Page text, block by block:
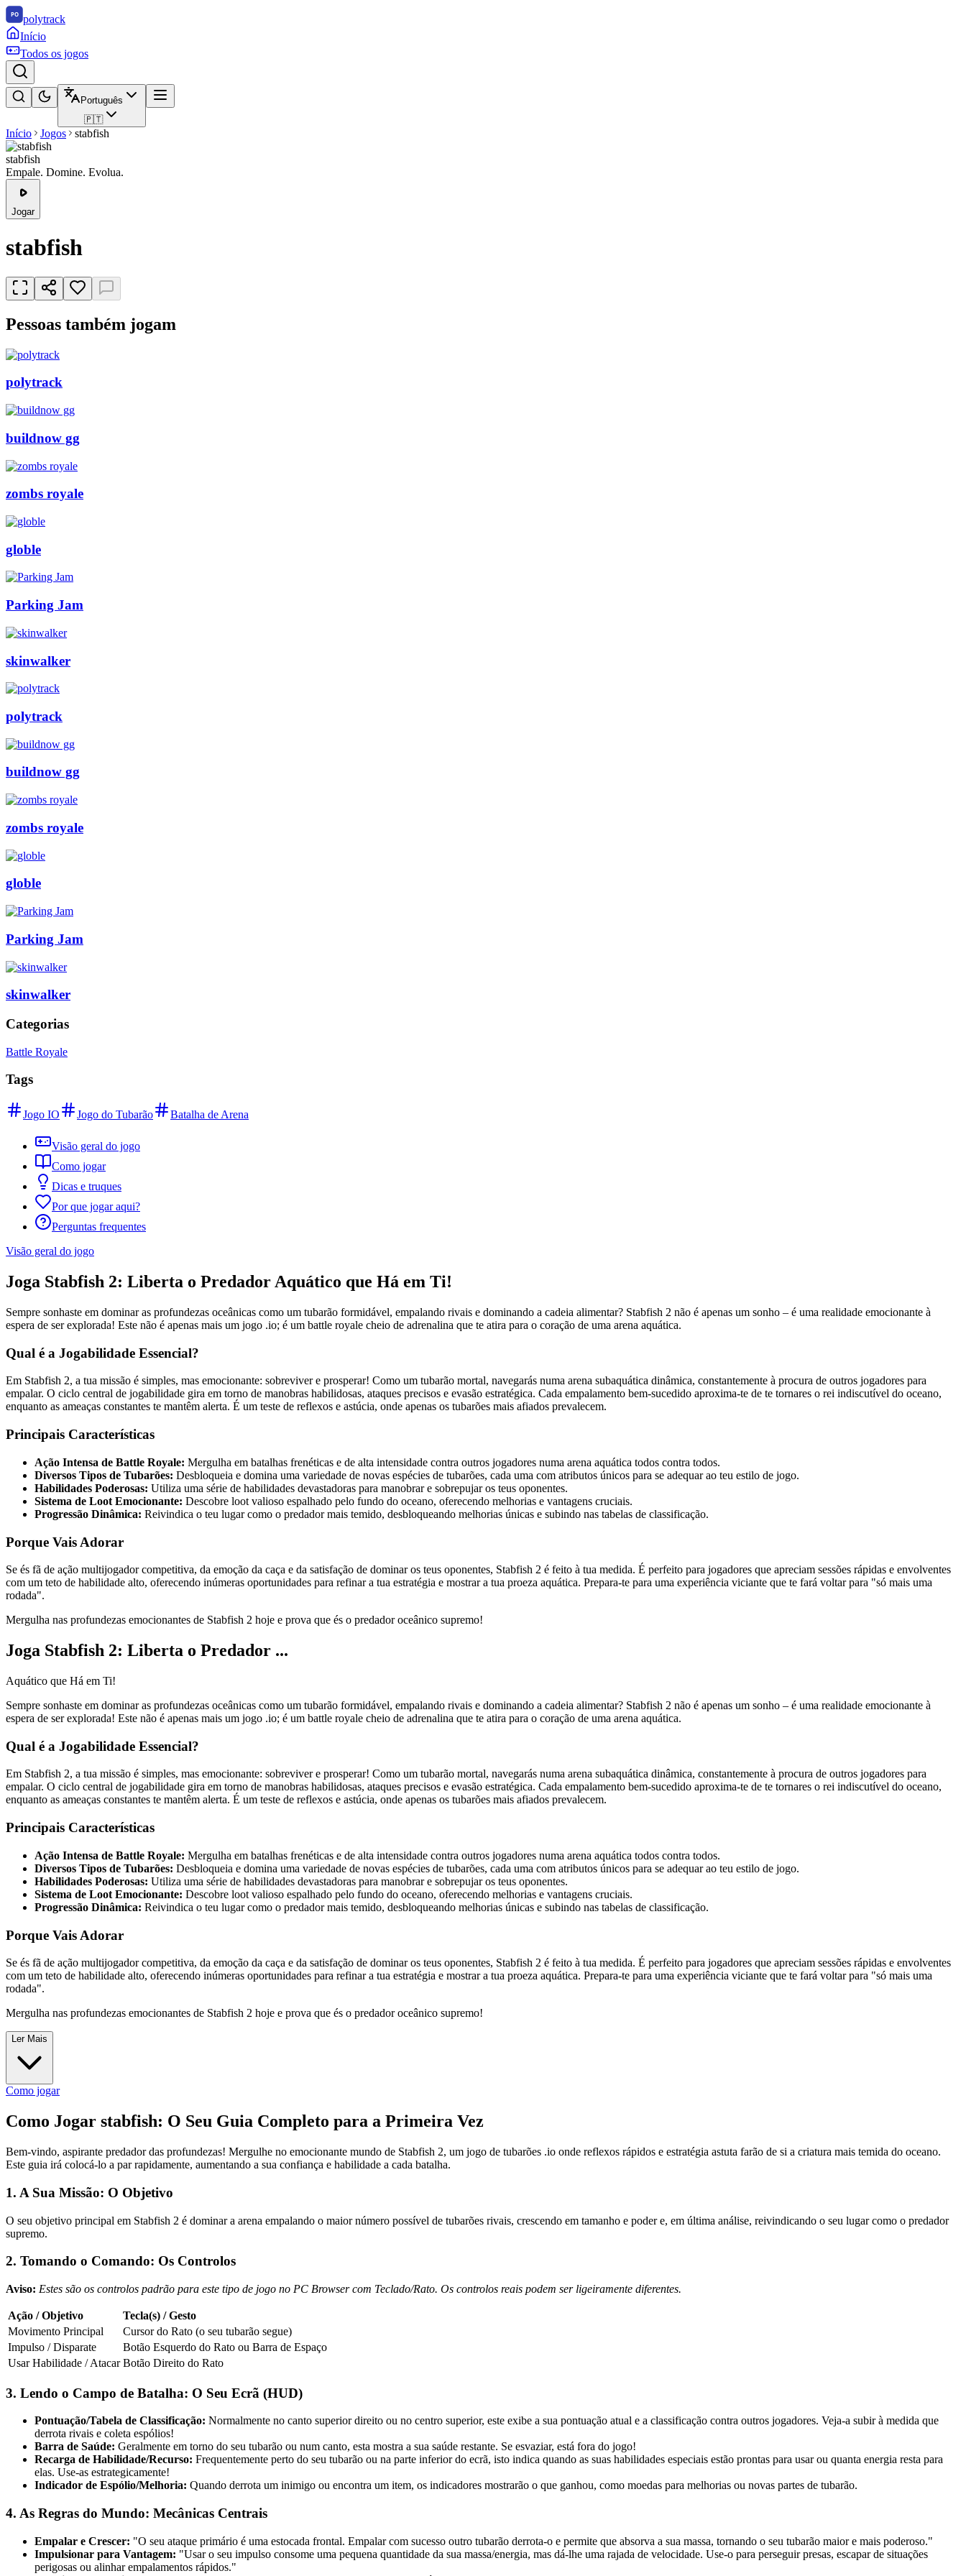
polytrack
Início
Todos os jogos
Português
🇵🇹
Início Jogos stabfish
stabfish
Empale. Domine. Evolua.
Jogar
stabfish
Pessoas também jogam
polytrack
buildnow gg
zombs royale
globle
Parking Jam
skinwalker
polytrack
buildnow gg
zombs royale
globle
Parking Jam
skinwalker
Categorias
Battle Royale
Tags
Jogo IO Jogo do Tubarão Batalha de Arena
Visão geral do jogo
Como jogar
Dicas e truques
Por que jogar aqui?
Perguntas frequentes
Visão geral do jogo
Joga Stabfish 2: Liberta o Predador Aquático que Há em Ti!
Sempre sonhaste em dominar as profundezas oceânicas como um tubarão formidável, empalando rivais e dominando a cadeia alimentar? Stabfish 2 não é apenas um sonho – é uma realidade emocionante à
espera de ser explorada! Este não é apenas mais um jogo .io; é um battle royale cheio de adrenalina que te atira para o coração de uma arena aquática.
Qual é a Jogabilidade Essencial?
Em Stabfish 2, a tua missão é simples, mas emocionante: sobreviver e prosperar! Como um tubarão mortal, navegarás numa arena subaquática dinâmica, constantemente à procura de outros jogadores para
empalar. O ciclo central de jogabilidade gira em torno de manobras habilidosas, ataques precisos e evasão estratégica. Cada empalamento bem-sucedido aproxima-te de te tornares o rei indiscutível do oceano,
enquanto as ameaças constantes te mantêm alerta. É um teste de reflexos e astúcia, onde apenas os tubarões mais afiados prevalecem.
Principais Características
Ação Intensa de Battle Royale: Mergulha em batalhas frenéticas e de alta intensidade contra outros jogadores numa arena aquática todos contra todos.
Diversos Tipos de Tubarões: Desbloqueia e domina uma variedade de novas espécies de tubarões, cada uma com atributos únicos para se adequar ao teu estilo de jogo.
Habilidades Poderosas: Utiliza uma série de habilidades devastadoras para manobrar e sobrepujar os teus oponentes.
Sistema de Loot Emocionante: Descobre loot valioso espalhado pelo fundo do oceano, oferecendo melhorias e vantagens cruciais.
Progressão Dinâmica: Reivindica o teu lugar como o predador mais temido, desbloqueando melhorias únicas e subindo nas tabelas de classificação.
Porque Vais Adorar
Se és fã de ação multijogador competitiva, da emoção da caça e da satisfação de dominar os teus oponentes, Stabfish 2 é feito à tua medida. É perfeito para jogadores que apreciam sessões rápidas e envolventes
com um teto de habilidade alto, oferecendo inúmeras oportunidades para refinar a tua estratégia e mostrar a tua proeza aquática. Prepara-te para uma experiência viciante que te fará voltar para "só mais uma
rodada".
Mergulha nas profundezas emocionantes de Stabfish 2 hoje e prova que és o predador oceânico supremo!
Joga Stabfish 2: Liberta o Predador ...
Aquático que Há em Ti!
Sempre sonhaste em dominar as profundezas oceânicas como um tubarão formidável, empalando rivais e dominando a cadeia alimentar? Stabfish 2 não é apenas um sonho – é uma realidade emocionante à
espera de ser explorada! Este não é apenas mais um jogo .io; é um battle royale cheio de adrenalina que te atira para o coração de uma arena aquática.
Qual é a Jogabilidade Essencial?
Em Stabfish 2, a tua missão é simples, mas emocionante: sobreviver e prosperar! Como um tubarão mortal, navegarás numa arena subaquática dinâmica, constantemente à procura de outros jogadores para
empalar. O ciclo central de jogabilidade gira em torno de manobras habilidosas, ataques precisos e evasão estratégica. Cada empalamento bem-sucedido aproxima-te de te tornares o rei indiscutível do oceano,
enquanto as ameaças constantes te mantêm alerta. É um teste de reflexos e astúcia, onde apenas os tubarões mais afiados prevalecem.
Principais Características
Ação Intensa de Battle Royale: Mergulha em batalhas frenéticas e de alta intensidade contra outros jogadores numa arena aquática todos contra todos.
Diversos Tipos de Tubarões: Desbloqueia e domina uma variedade de novas espécies de tubarões, cada uma com atributos únicos para se adequar ao teu estilo de jogo.
Habilidades Poderosas: Utiliza uma série de habilidades devastadoras para manobrar e sobrepujar os teus oponentes.
Sistema de Loot Emocionante: Descobre loot valioso espalhado pelo fundo do oceano, oferecendo melhorias e vantagens cruciais.
Progressão Dinâmica: Reivindica o teu lugar como o predador mais temido, desbloqueando melhorias únicas e subindo nas tabelas de classificação.
Porque Vais Adorar
Se és fã de ação multijogador competitiva, da emoção da caça e da satisfação de dominar os teus oponentes, Stabfish 2 é feito à tua medida. É perfeito para jogadores que apreciam sessões rápidas e envolventes
com um teto de habilidade alto, oferecendo inúmeras oportunidades para refinar a tua estratégia e mostrar a tua proeza aquática. Prepara-te para uma experiência viciante que te fará voltar para "só mais uma
rodada".
Mergulha nas profundezas emocionantes de Stabfish 2 hoje e prova que és o predador oceânico supremo!
Ler Mais
Como jogar
Como Jogar stabfish: O Seu Guia Completo para a Primeira Vez
Bem-vindo, aspirante predador das profundezas! Mergulhe no emocionante mundo de Stabfish 2, um jogo de tubarões .io onde reflexos rápidos e estratégia astuta farão de si a criatura mais temida do oceano.
Este guia irá colocá-lo a par rapidamente, aumentando a sua confiança e habilidade a cada batalha.
1. A Sua Missão: O Objetivo
O seu objetivo principal em Stabfish 2 é dominar a arena empalando o maior número possível de tubarões rivais, crescendo em tamanho e poder e, em última análise, reivindicando o seu lugar como o predador
supremo.
2. Tomando o Comando: Os Controlos
Aviso: Estes são os controlos padrão para este tipo de jogo no PC Browser com Teclado/Rato. Os controlos reais podem ser ligeiramente diferentes.
Ação / Objetivo
Tecla(s) / Gesto
Movimento Principal
Cursor do Rato (o seu tubarão segue)
Impulso / Disparate
Botão Esquerdo do Rato ou Barra de Espaço
Usar Habilidade / Atacar Botão Direito do Rato
3. Lendo o Campo de Batalha: O Seu Ecrã (HUD)
Pontuação/Tabela de Classificação: Normalmente no canto superior direito ou no centro superior, este exibe a sua pontuação atual e a classificação contra outros jogadores. Veja-a subir à medida que
derrota rivais e coleta espólios!
Barra de Saúde: Geralmente em torno do seu tubarão ou num canto, esta mostra a sua saúde restante. Se esvaziar, está fora do jogo!
Recarga de Habilidade/Recurso: Frequentemente perto do seu tubarão ou na parte inferior do ecrã, isto indica quando as suas habilidades especiais estão prontas para usar ou quanta energia resta para
elas. Use-as estrategicamente!
Indicador de Espólio/Melhoria: Quando derrota um inimigo ou encontra um item, os indicadores mostrarão o que ganhou, como moedas para melhorias ou novas partes de tubarão.
4. As Regras do Mundo: Mecânicas Centrais
Empalar e Crescer: "O seu ataque primário é uma estocada frontal. Empalar com sucesso outro tubarão derrota-o e permite que absorva a sua massa, tornando o seu tubarão maior e mais poderoso."
Impulsionar para Vantagem: "Usar o seu impulso consome uma pequena quantidade da sua massa/energia, mas dá-lhe uma rajada de velocidade. Use-o para perseguir presas, escapar de situações
perigosas ou alinhar empalamentos rápidos."